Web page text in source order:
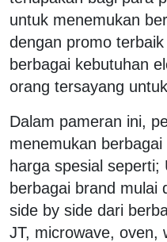
untuk menemukan
dengan promo
berbagai kebutuhan
orang tersayang
Dalam pameran ini,
menemukan
harga spesial seperti;
berbagai brand mulai
side by side dari
JT, microwave, oven,